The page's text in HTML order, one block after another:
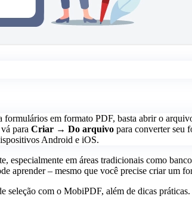
em formato PDF, basta abrir o
para Criar → Do arquivo para converter seu
Android e iOS.
especialmente em áreas tradicionais como
aprender – mesmo que você precise criar um
seleção com o MobiPDF, além de dicas práticas.